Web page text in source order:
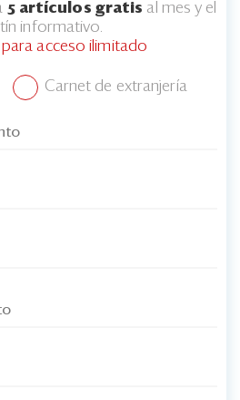
5 artículos gratis al mes y el
informativo.
para acceso ilimitado
Carnet de extranjería